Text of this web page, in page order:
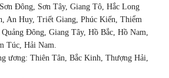
Đông, Sơn Tây, Giang Tô, Hắc Long
An Huy, Triết Giang, Phúc Kiến, Thiểm
Đông, Giang Tây, Hồ Bắc, Hồ Nam,
Túc, Hải Nam.
ương: Thiên Tân, Bắc Kinh, Thượng Hải,